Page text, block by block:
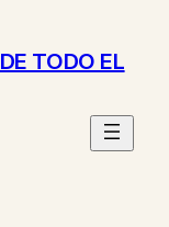
TODO EL